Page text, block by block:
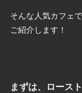
そんな人気カフェで
ご紹介します！
まずは、 ロース